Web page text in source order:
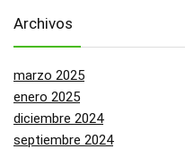
Archivos
marzo 2025
enero 2025
diciembre 2024
septiembre 2024